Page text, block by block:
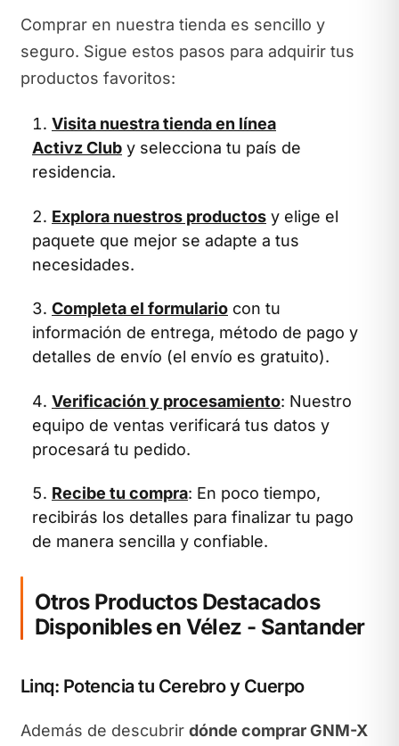
Comprar en nuestra tienda es sencillo y
seguro. Sigue estos pasos para adquirir tus
productos favoritos:
Visita nuestra tienda en línea
Activz Club y selecciona tu país de
residencia.
Explora nuestros productos y elige el
paquete que mejor se adapte a tus
necesidades.
Completa el formulario con tu
información de entrega, método de pago y
detalles de envío (el envío es gratuito).
Verificación y procesamiento: Nuestro
equipo de ventas verificará tus datos y
procesará tu pedido.
Recibe tu compra: En poco tiempo,
recibirás los detalles para finalizar tu pago
de manera sencilla y confiable.
Otros Productos Destacados
Disponibles en Vélez - Santander
Linq: Potencia tu Cerebro y Cuerpo
Además de descubrir dónde comprar GNM-X